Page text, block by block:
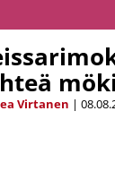
Virtanen |